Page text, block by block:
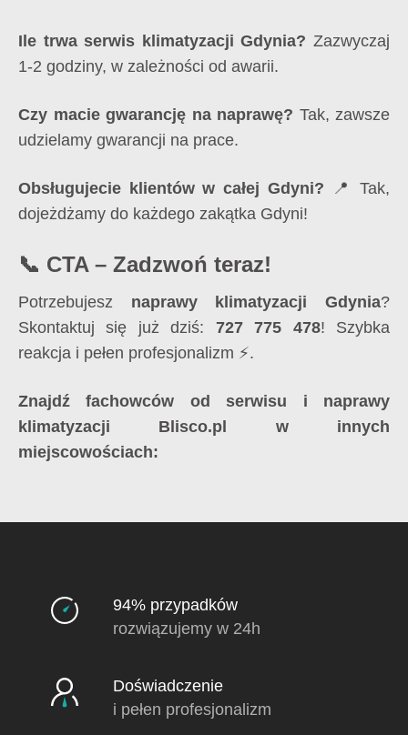
Ile trwa serwis klimatyzacji Gdynia? Zazwyczaj
1-2 godziny, w zależności od awarii.
Czy macie gwarancję na naprawę? Tak, zawsze
udzielamy gwarancji na prace.
Obsługujecie klientów w całej Gdyni? 📍 Tak,
dojeżdżamy do każdego zakątka Gdyni!
📞 CTA – Zadzwoń teraz!
Potrzebujesz naprawy klimatyzacji Gdynia?
Skontaktuj się już dziś: 727 775 478! Szybka
reakcja i pełen profesjonalizm ⚡.
Znajdź fachowców od serwisu i naprawy
klimatyzacji Blisco.pl w innych
miejscowościach:
94% przypadków
rozwiązujemy w 24h
Doświadczenie
i pełen profesjonalizm